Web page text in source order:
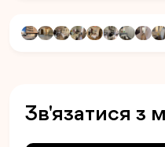
Зв'язатися з